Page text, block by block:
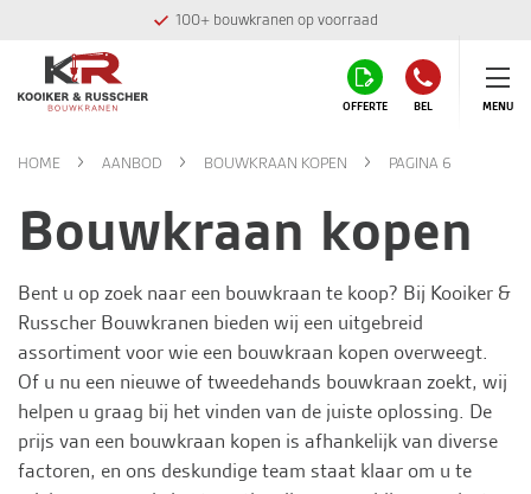
100+ bouwkranen op voorraad
OFFERTE BEL MENU
HOME AANBOD BOUWKRAAN KOPEN PAGINA 6
Bouwkraan kopen
Bent u op zoek naar een bouwkraan te koop? Bij Kooiker &
Russcher Bouwkranen bieden wij een uitgebreid
assortiment voor wie een bouwkraan kopen overweegt.
Of u nu een nieuwe of tweedehands bouwkraan zoekt, wij
helpen u graag bij het vinden van de juiste oplossing. De
prijs van een bouwkraan kopen is afhankelijk van diverse
factoren, en ons deskundige team staat klaar om u te